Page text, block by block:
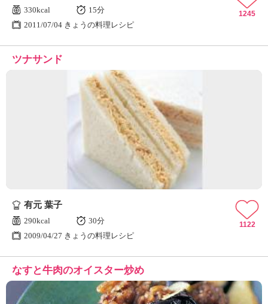
330kcal
15分
2011/07/04 きょうの料理レシピ
1245
ツナサンド
有元 葉子
290kcal
30分
2009/04/27 きょうの料理レシピ
1122
なすと牛肉のオイスター炒め